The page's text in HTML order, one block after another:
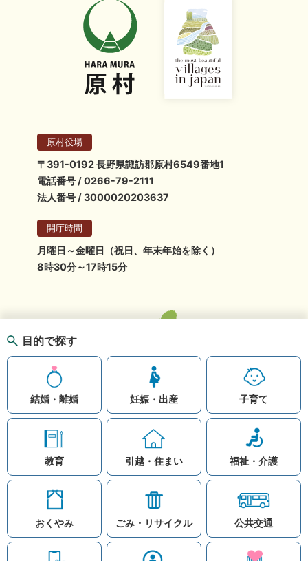
目的で探す
結婚・離婚 妊娠・出産 子育て
教育 引越・住まい 福祉・介護
おくやみ ごみ・リサイクル 公共交通
原村役場
〒391-0192 長野県諏訪郡原村6549番地1
電話番号 / 0266-79-2111
法人番号 / 3000020203637
開庁時間
月曜日～金曜日（祝日、年末年始を除く）
8時30分～17時15分
お問い合わせ
リンク集